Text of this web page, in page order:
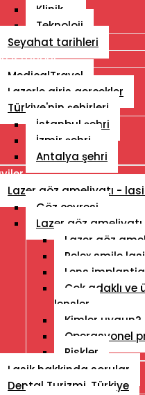
Klinik
Teknoloji
Seyahat tarihleri
Istanbul
MedicalTravel
Lazerle giris gercekler
Türkiye'nin şehirleri
İstanbul şehri
İzmir şehri
Antalya şehri
Lazer göz ameliyatı -
Göz çevresi
Lazer göz ameliyatı
Lazer göz
Relex smile
Lens
Çok adaklı ve
lensler
Kimler uygun?
Operasyonel
Riskler
Lasik hakkinda sorular
Dental Turizmi, Türkiye